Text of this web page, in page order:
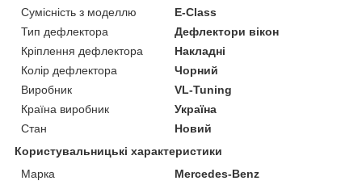
Сумісність з моделлю
E-Class
Тип дефлектора
Дефлектори вікон
Кріплення дефлектора
Накладні
Колір дефлектора
Чорний
Виробник
VL-Tuning
Країна виробник
Україна
Стан
Новий
Користувальницькі характеристики
Марка
Mercedes-Benz